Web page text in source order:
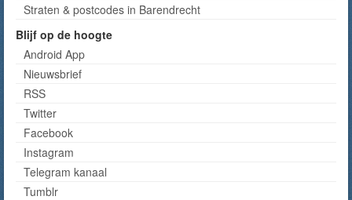
Straten & postcodes in Barendrecht
Blijf op de hoogte
Android App
Nieuwsbrief
RSS
Twitter
Facebook
Instagram
Telegram kanaal
Tumblr